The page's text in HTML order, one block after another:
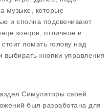
музыке, которые
и сполна подсвечивают
концов, отличное и
ломать голову над
кнопки управления
Симуляторы своей
был разработана для